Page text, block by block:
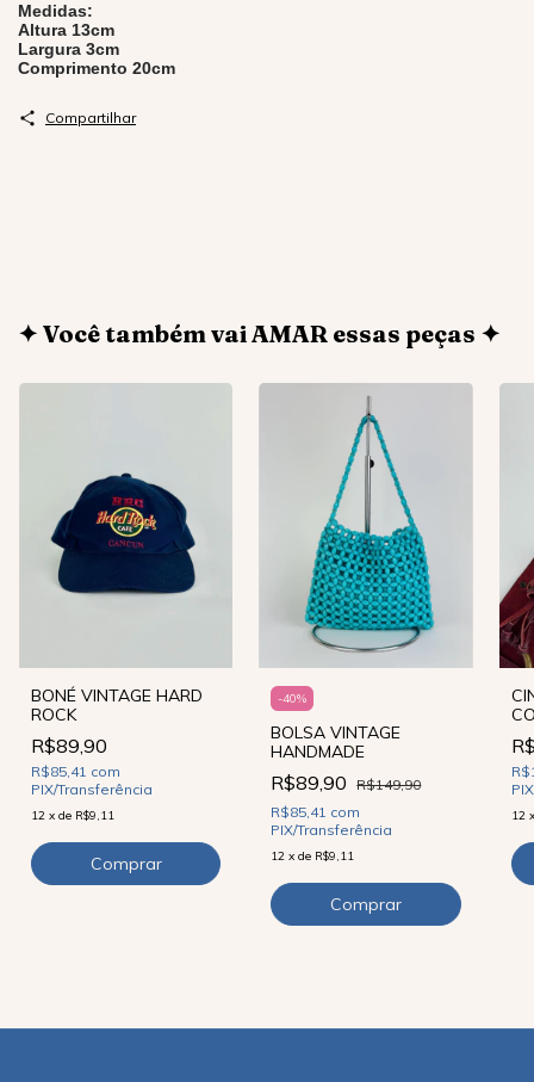
Medidas:
Altura 13cm
Largura 3cm
Comprimento 20cm
Compartilhar
✦ Você também vai AMAR essas peças ✦
BONÉ VINTAGE HARD
ROCK
R$89,90
R$85,41 com
PIX/Transferência
12 x de R$9,11
-40%
BOLSA VINTAGE
HANDMADE
R$89,90
R$149,90
R$85,41 com
PIX/Transferência
12 xde R$9,11
12